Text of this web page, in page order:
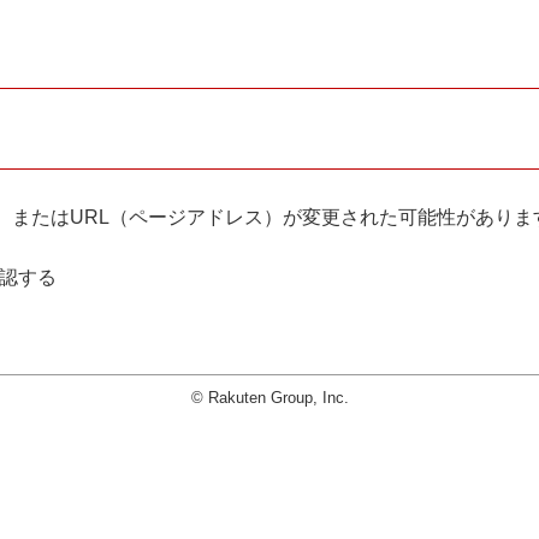
たはURL（ページアドレス）が変更された可能性がありま
する
© Rakuten Group, Inc.